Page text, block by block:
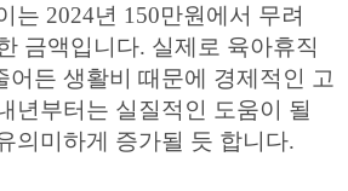
는 2024년 150만원에서 무려
금액입니다. 실제로 육아휴직
어든 생활비 때문에 경제적인 고
년부터는 실질적인 도움이 될
의미하게 증가될 듯 합니다.